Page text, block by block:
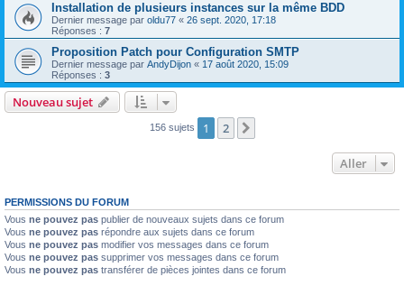
Installation de plusieurs instances sur la même BDD
Dernier message par oldu77 « 26 sept. 2020, 17:18
Réponses : 7
Proposition Patch pour Configuration SMTP
Dernier message par AndyDijon « 17 août 2020, 15:09
Réponses : 3
Nouveau sujet
156 sujets 1 2
Aller
PERMISSIONS DU FORUM
Vous ne pouvez pas publier de nouveaux sujets dans ce forum
Vous ne pouvez pas répondre aux sujets dans ce forum
Vous ne pouvez pas modifier vos messages dans ce forum
Vous ne pouvez pas supprimer vos messages dans ce forum
Vous ne pouvez pas transférer de pièces jointes dans ce forum